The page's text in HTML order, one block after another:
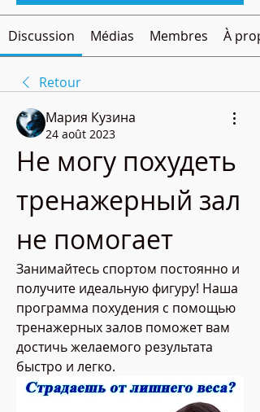
Discussion Médias Membres À
Retour
Мария Кузина
24 août 2023
Не могу похудеть
тренажерный зал
не помогает
Занимайтесь спортом постоянно и
получите идеальную фигуру! Наша
программа похудения с помощью
тренажерных залов поможет вам
достичь желаемого результата
быстро и легко.